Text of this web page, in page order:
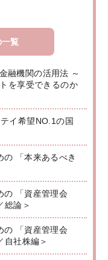
覧
融機関の活用法 ～
を享受できるのか
イ希望NO.1の国
「本来あるべき
の 「資産管理会
総論＞
の 「資産管理会
自社株編＞